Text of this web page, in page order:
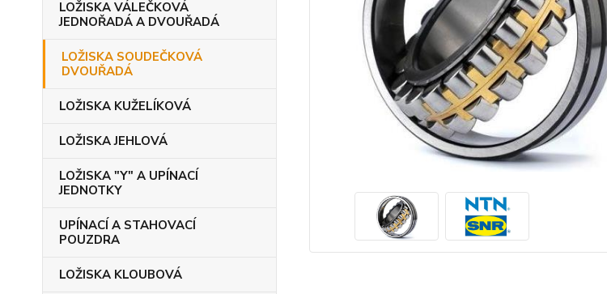
LOŽISKA VÁLEČKOVÁ
JEDNOŘADÁ A DVOUŘADÁ
LOŽISKA SOUDEČKOVÁ
DVOUŘADÁ
LOŽISKA KUŽELÍKOVÁ
LOŽISKA JEHLOVÁ
LOŽISKA "Y" A UPÍNACÍ
JEDNOTKY
UPÍNACÍ A STAHOVACÍ
POUZDRA
LOŽISKA KLOUBOVÁ